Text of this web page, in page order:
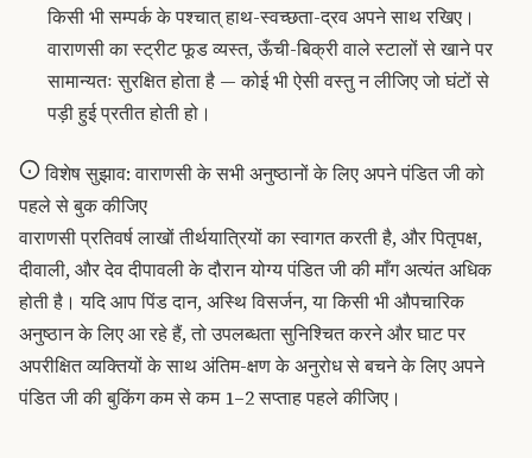
किसी भी सम्पर्क के पश्चात् हाथ-स्वच्छता-द्रव अपने साथ रखिए।
वाराणसी का स्ट्रीट फूड व्यस्त, ऊँची-बिक्री वाले स्टालों से खाने पर
सामान्यतः सुरक्षित होता है — कोई भी ऐसी वस्तु न लीजिए जो घंटों से
पड़ी हुई प्रतीत होती हो।
विशेष सुझाव: वाराणसी के सभी अनुष्ठानों के लिए अपने पंडित जी को
पहले से बुक कीजिए
वाराणसी प्रतिवर्ष लाखों तीर्थयात्रियों का स्वागत करती है, और पितृपक्ष,
दीवाली, और देव दीपावली के दौरान योग्य पंडित जी की माँग अत्यंत अधिक
होती है। यदि आप पिंड दान, अस्थि विसर्जन, या किसी भी औपचारिक
अनुष्ठान के लिए आ रहे हैं, तो उपलब्धता सुनिश्चित करने और घाट पर
अपरीक्षित व्यक्तियों के साथ अंतिम-क्षण के अनुरोध से बचने के लिए अपने
पंडित जी की बुकिंग कम से कम 1–2 सप्ताह पहले कीजिए।